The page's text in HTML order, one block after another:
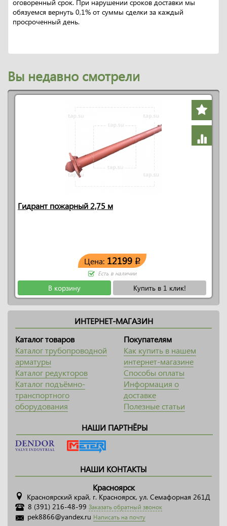
оговоренный срок. При нарушении сроков доставки мы
обязуемся вернуть 0,1% от суммы сделки за каждый
просроченный день.
Вы недавно смотрели
Гидрант пожарный 2,75 м
Цена: 12199 q
Есть в наличии
В корзину Купить в 1 клик!
ИНТЕРНЕТ-МАГАЗИН
Каталог товаров
Каталог трубопроводной
арматуры
Каталог редукторов
Каталог подъёмно-
транспортного
оборудования
Покупателям
Как купить в нашем
интернет-магазине
Способы оплаты
Информация о
доставке
Полезные статьи
НАШИ ПАРТНЁРЫ
НАШИ КОНТАКТЫ
Красноярск
Красноярский край, г. Красноярск, ул. Семафорная 261Д
8 (391) 216-48-99 Заказать обратный звонок
pek8866@yandex.ru Написать на почту